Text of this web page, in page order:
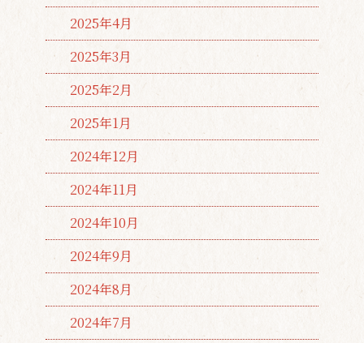
2025年4月
2025年3月
2025年2月
2025年1月
2024年12月
2024年11月
2024年10月
2024年9月
2024年8月
2024年7月